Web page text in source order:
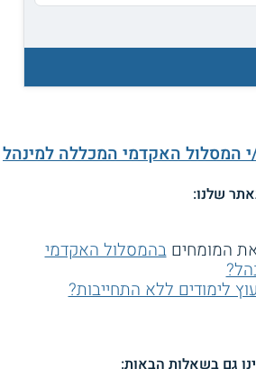
המסלול האקדמי המכללה למינהל
שלנו:
המומחיםבהמסלול האקדמי
לימודים ללא התחייבות?
גם בשאלות הבאות: